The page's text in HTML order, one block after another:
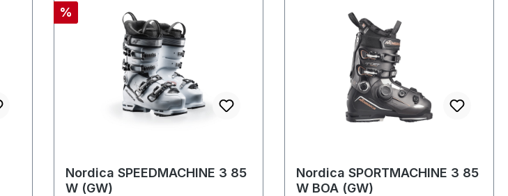
Rabatt
%
Nordica SPEEDMACHINE 3 85
W (GW)
Nordica SPORTMACHINE 3 85
W BOA (GW)